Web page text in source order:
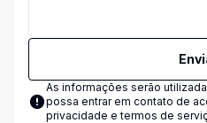
As informações serão
possa entrar em contato de
privacidade e termos de